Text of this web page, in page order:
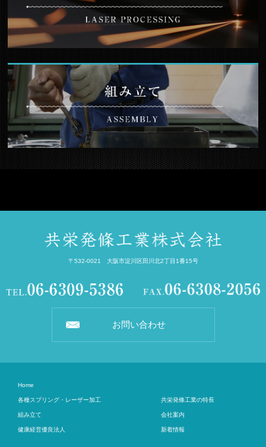
〒532-0021 大阪市淀川区田川北2丁目1番15号
お問い合わせ
Home
各種スプリング・レーザー加工
組み立て
健康経営優良法人
共栄発條工業の特長
会社案内
新着情報